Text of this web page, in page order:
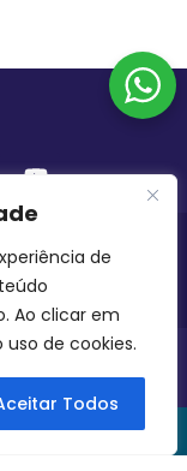
de
Ao clicar em
de cookies.
Todos